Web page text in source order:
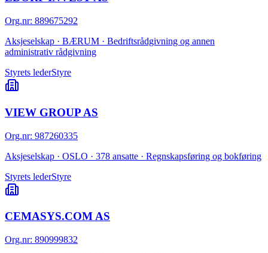
Org.nr: 889675292
Aksjeselskap · BÆRUM · Bedriftsrådgivning og annen
administrativ rådgivning
Styrets lederStyre
VIEW GROUP AS
Org.nr: 987260335
Aksjeselskap · OSLO · 378 ansatte · Regnskapsføring og bokføring
Styrets lederStyre
CEMASYS.COM AS
Org.nr: 890999832